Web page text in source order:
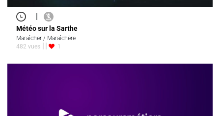
|
Météo sur la Sarthe
Maraîcher / Maraîchère
482 vues
1